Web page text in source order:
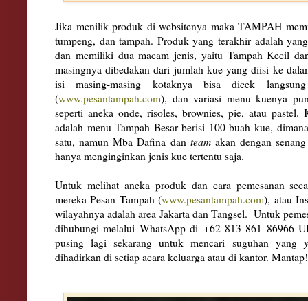
Jika menilik produk di websitenya maka TAMPAH
tumpeng, dan tampah. Produk yang terakhir adalah
dan memiliki dua macam jenis, yaitu Tampah Kecil
masingnya dibedakan dari jumlah kue yang diisi ke
isi masing-masing kotaknya bisa dicek
(www.pesantampah.com), dan variasi menu kuenya
seperti aneka onde, risoles, brownies, pie, atau
adalah menu Tampah Besar berisi 100 buah kue,
satu, namun Mba Dafina dan teamakan dengan
hanya menginginkan jenis kue tertentu saja.
Untuk melihat aneka produk dan cara pemesanan
mereka Pesan Tampah (www.pesantampah.com), atau
wilayahnya adalah area Jakarta dan Tangsel. Untuk
dihubungi melalui WhatsApp di +62 813 861 86966
pusing lagi sekarang untuk mencari suguhan yang
dihadirkan di setiap acara keluarga atau di kantor.